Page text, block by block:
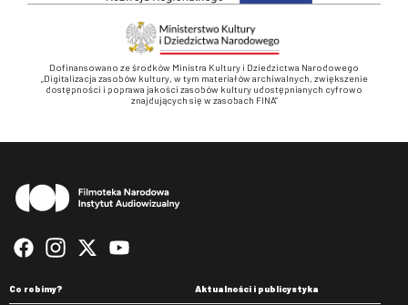
Dofinansowano ze środków Ministra Kultury i Dziedzictwa Narodowego
„Digitalizacja zasobów kultury, w tym materiałów archiwalnych, zwiększenie
dostępności i poprawa jakości zasobów kultury udostępnianych cyfrowo
znajdujących się w zasobach FINA”
Co robimy? Aktualności i publicystyka